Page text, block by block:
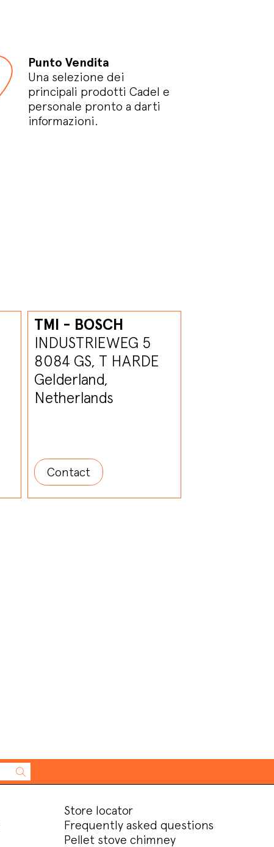
Punto Vendita
Una selezione dei
principali prodotti Cadel e
personale pronto a darti
informazioni.
TMI - BOSCH
INDUSTRIEWEG 5
8084 GS, T HARDE
Gelderland,
Netherlands
Contact
Store locator
Frequently asked questions
Pellet stove chimney